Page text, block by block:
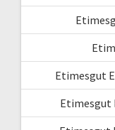
Etimesgut
Etimesgut